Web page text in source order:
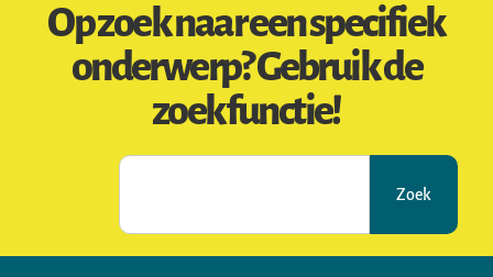
Op zoek naar een specifiek
onderwerp? Gebruik de
zoekfunctie!
Zoek